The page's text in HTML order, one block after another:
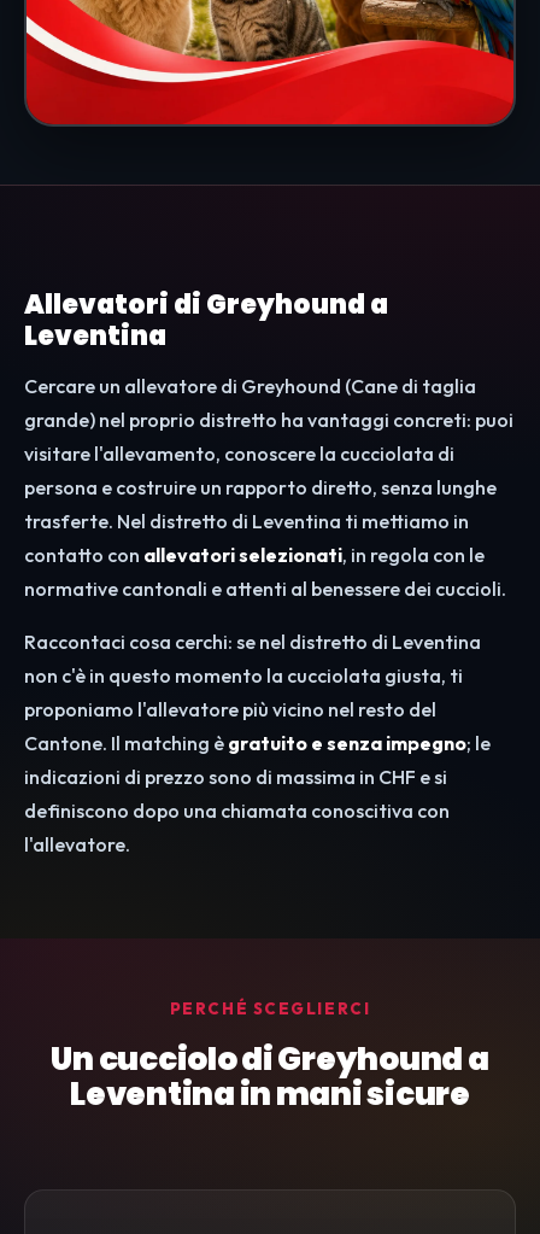
Allevatori di Greyhound a
Leventina
Cercare un allevatore di Greyhound (Cane di taglia
grande) nel proprio distretto ha vantaggi concreti: puoi
visitare l'allevamento, conoscere la cucciolata di
persona e costruire un rapporto diretto, senza lunghe
trasferte. Nel distretto di Leventina ti mettiamo in
contatto con allevatori selezionati, in regola con le
normative cantonali e attenti al benessere dei cuccioli.
Raccontaci cosa cerchi: se nel distretto di Leventina
non c'è in questo momento la cucciolata giusta, ti
proponiamo l'allevatore più vicino nel resto del
Cantone. Il matching è gratuito e senza impegno; le
indicazioni di prezzo sono di massima in CHF e si
definiscono dopo una chiamata conoscitiva con
l'allevatore.
PERCHÉ SCEGLIERCI
Un cucciolo di Greyhound a
Leventina in mani sicure